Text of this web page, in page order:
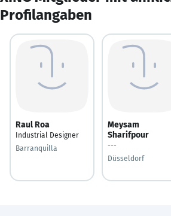
Profilangaben
Raul Roa
Industrial Designer
Barranquilla
Meysam
Sharifpour
---
Düsseldorf